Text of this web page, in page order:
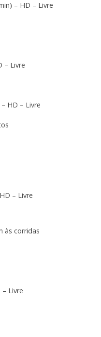
– HD – Livre
– Livre
HD – Livre
– Livre
às corridas
Livre